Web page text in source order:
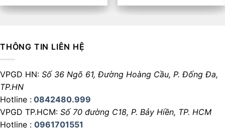
THÔNG TIN LIÊN HỆ
VPGD HN: Số 36 Ngõ 61, Đường Hoàng Cầu, P. Đống Đa,
TP.HN
Hotline : 0842480.999
VPGD TP.HCM: Số 70 đường C18, P. Bảy Hiền, TP. HCM
Hotline : 0961701551